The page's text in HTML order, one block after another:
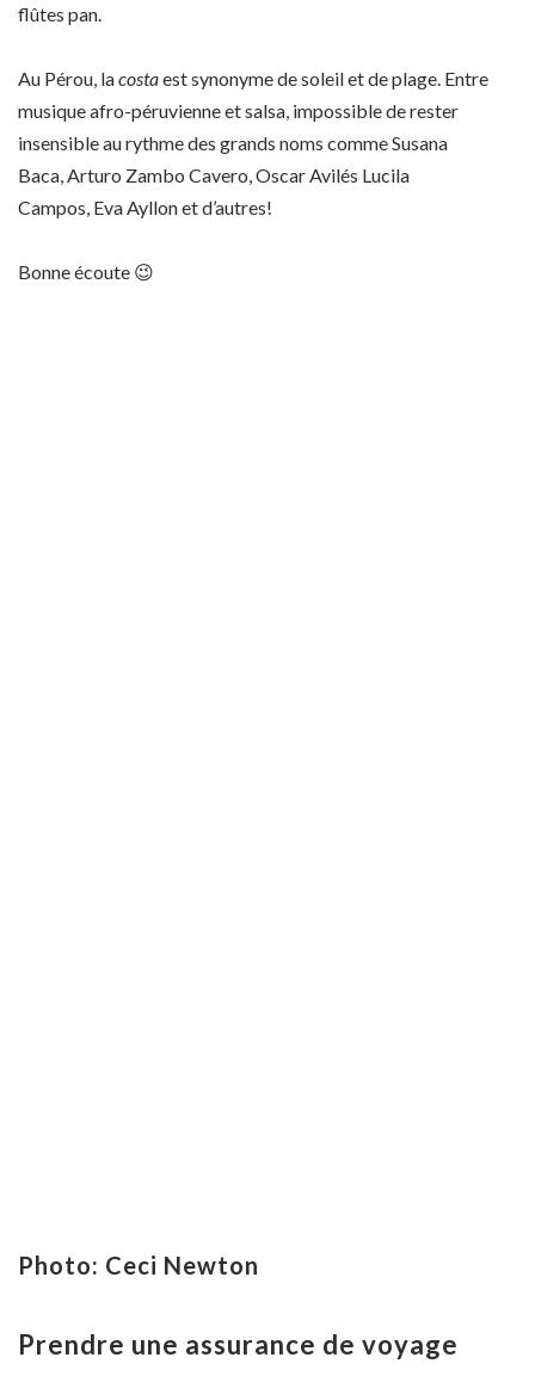
flûtes pan.
Au Pérou, lacostaest synonyme de soleil et de plage. Entre
musique afro-péruvienne et salsa, impossible de rester
insensible au rythme des grands noms comme Susana
Baca, Arturo Zambo Cavero, Oscar Avilés Lucila
Campos, Eva Ayllon et d’autres!
Bonne écoute 😉
Photo: Ceci Newton
Prendre une assurance de voyage